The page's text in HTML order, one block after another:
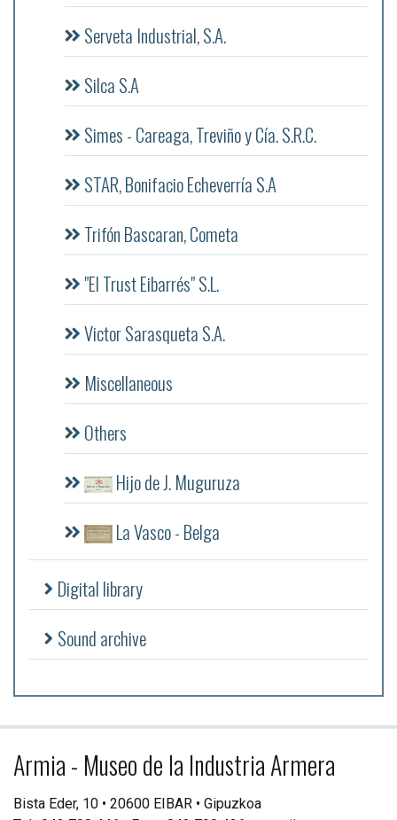
Serveta Industrial, S.A.
Silca S.A
Simes - Careaga, Treviño y Cía. S.R.C.
STAR, Bonifacio Echeverría S.A
Trifón Bascaran, Cometa
"El Trust Eibarrés" S.L.
Victor Sarasqueta S.A.
Miscellaneous
Others
Hijo de J. Muguruza
La Vasco - Belga
Digital library
Sound archive
Armia - Museo de la Industria Armera
Bista Eder, 10 • 20600 EIBAR • Gipuzkoa